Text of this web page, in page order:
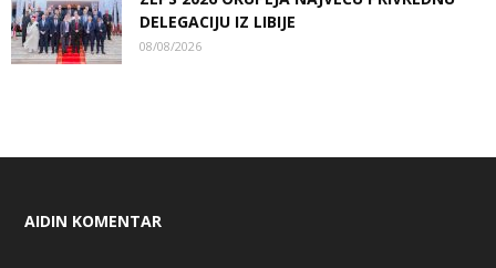
DELEGACIJU IZ LIBIJE
08/08/2026
AIDIN KOMENTAR